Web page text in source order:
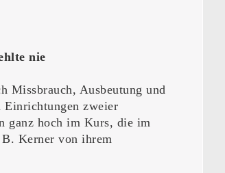
nie
Missbrauch, Ausbeutung und
Einrichtungen zweier
ganz hoch im Kurs, die im
B. Kerner von ihrem